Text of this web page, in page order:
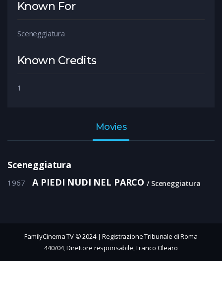
Known For
Sceneggiatura
Known Credits
1
Movies
Sceneggiatura
1967 A PIEDI NUDI NEL PARCO Sceneggiatura
FamilyCinema TV © 2024 | Registrazione Tribunale di Roma
440/04, Direttore responsabile, Franco Olearo